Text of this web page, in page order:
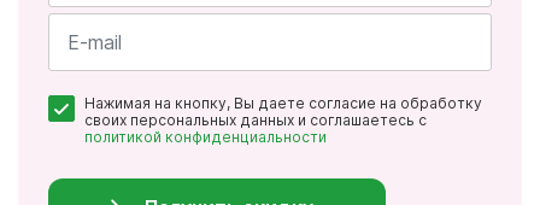
Имя
*
Нажимая на кнопку, Вы даете согласие на обработку
своих персональных данных и соглашаетесь с
политикой конфиденциальности